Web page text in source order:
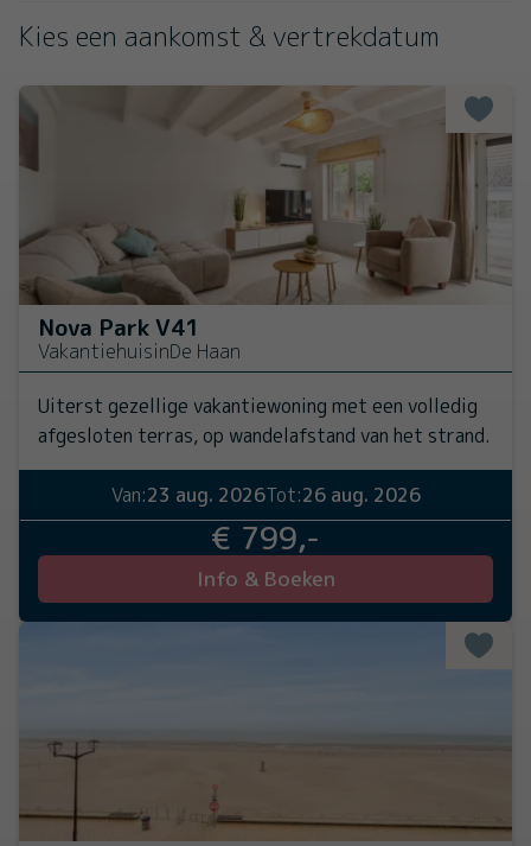
Kies een aankomst & vertrekdatum
Nova Park V41
VakantiehuisinDe Haan
Uiterst gezellige vakantiewoning met een volledig
afgesloten terras, op wandelafstand van het strand.
Van:23 aug. 2026Tot:26 aug. 2026
€ 799,-
Info & Boeken